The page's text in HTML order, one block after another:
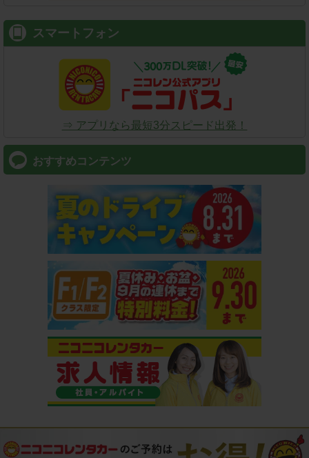
スマートフォン
⇒ アプリなら最短3分スピード出発！
おすすめコンテンツ